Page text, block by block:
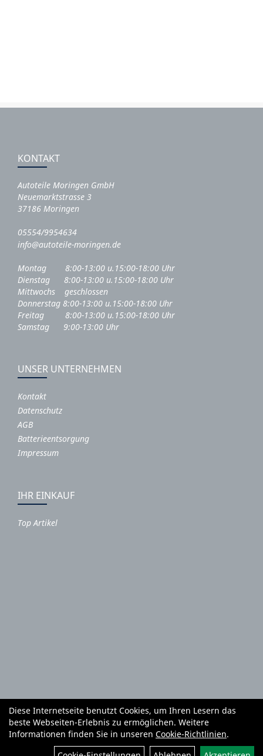
KONTAKT
Autoteile Moringen GmbH
Neuemarktstrasse 3
37186 Moringen
05554/9954634
info@autoteile-moringen.de
Montag 8:00-13:00 u.15:00-18:00 Uhr
Dienstag 8:00-13:00 u.15:00-18:00 Uhr
Mittwochs geschlossen
Donnerstag 8:00-13:00 u.15:00-18:00 Uhr
Freitag 8:00-13:00 u.15:00-18:00 Uhr
Samstag 9:00-13:00 Uhr
UNSER UNTERNEHMEN
Kontakt
Datenschutz
AGB
Batterieentsorgung
Impressum
IHR EINKAUF
Top Artikel
Autoteile und Zubehör E-Roller
Fahrräder
Fahrradzubehör
Fahrradteile Bekleidung
Mietgeräte
Reifenhandel und Montage
Garten und Forstgeräte Service
Diese Internetseite benutzt Cookies, um Ihren Lesern das
beste Webseiten-Erlebnis zu ermöglichen. Weitere
Informationen finden Sie in unseren Cookie-Richtlinien.